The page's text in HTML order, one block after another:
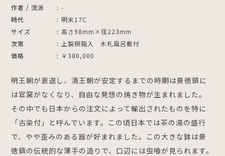
作者 / 流派
-
時代
明末17C
サイズ
高さ98mm×径223mm
次第
上製桐箱入 木札風呂敷付
価格
￥380,000
明王朝が衰退し、清王朝が安定するまでの時期は景徳鎮に
は官窯がなくなり、自由な発想の焼き物が生まれました。
その中でも日本からの注文によって輸出されたものを特に
「古染付」と呼んでいます。この頃日本では茶の湯の盛行
で、やや歪みのある器が好まれました。この大きな鉢は景
徳鎮の伝統的な薄手の造りで、口辺には虫喰が見られます。